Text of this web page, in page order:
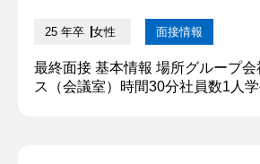
25 年卒 女性 面接情報
最終面接 基本情報 場所グループ会
ス（会議室）時間30分社員数1人